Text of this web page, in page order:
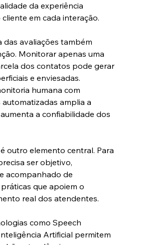
da experiência
em cada interação.
das avaliações também
Monitorar apenas uma
dos contatos pode gerar
e enviesadas.
humana com
amplia a
a confiabilidade dos
outro elemento central. Para
ser objetivo,
acompanhado de
que apoiem o
real dos atendentes.
como Speech
Artificial permitem